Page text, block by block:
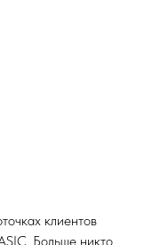
клиентов
Больше никто